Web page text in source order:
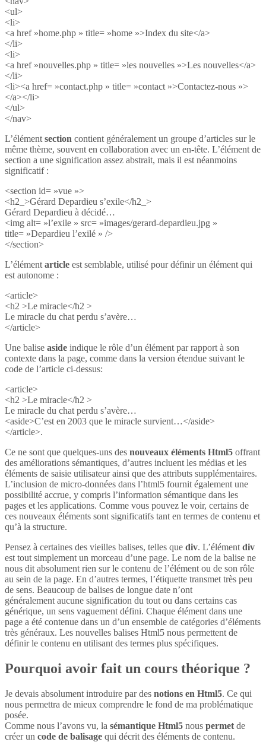
<ul>
<li>
<a href »home.php » title= »home »>Index du site</a>
</li>
<li>
<a href »nouvelles.php » title= »les nouvelles »>Les nouvelles</a>
</li>
<li><a href= »contact.php » title= »contact »>Contactez-nous »>
</a></li>
</ul>
</nav>
L’élément section contient généralement un groupe d’articles sur le
même thème, souvent en collaboration avec un en-tête. L’élément de
section a une signification assez abstrait, mais il est néanmoins
significatif :
<section id= »vue »>
<h2_>Gérard Depardieu s’exile</h2_>
Gérard Depardieu à décidé…
<img alt= »l’exile » src= »images/gerard-depardieu.jpg »
title= »Depardieu l’exilé » />
</section>
L’élément article est semblable, utilisé pour définir un élément qui
est autonome :
<article>
<h2 >Le miracle</h2 >
Le miracle du chat perdu s’avère…
</article>
Une balise aside indique le rôle d’un élément par rapport à son
contexte dans la page, comme dans la version étendue suivant le
code de l’article ci-dessus:
<article>
<h2 >Le miracle</h2 >
Le miracle du chat perdu s’avère…
<aside>C’est en 2003 que le miracle survient…</aside>
</article>.
Ce ne sont que quelques-uns des nouveaux éléments Html5 offrant
des améliorations sémantiques, d’autres incluent les médias et les
éléments de saisie utilisateur ainsi que des attributs supplémentaires.
L’inclusion de micro-données dans l’html5 fournit également une
possibilité accrue, y compris l’information sémantique dans les
pages et les applications. Comme vous pouvez le voir, certains de
ces nouveaux éléments sont significatifs tant en termes de contenu et
qu’à la structure.
Pensez à certaines des vieilles balises, telles que div. L’élément div
est tout simplement un morceau d’une page. Le nom de la balise ne
nous dit absolument rien sur le contenu de l’élément ou de son rôle
au sein de la page. En d’autres termes, l’étiquette transmet très peu
de sens. Beaucoup de balises de longue date n’ont
généralement aucune signification du tout ou dans certains cas
générique, un sens vaguement défini. Chaque élément dans une
page a été contenue dans un d’un ensemble de catégories d’éléments
très généraux. Les nouvelles balises Html5 nous permettent de
définir le contenu en utilisant des termes plus spécifiques.
Pourquoi avoir fait un cours théorique ?
Je devais absolument introduire par des notions en Html5. Ce qui
nous permettra de mieux comprendre le fond de ma problématique
posée.
Comme nous l’avons vu, la sémantique Html5 nous permet de
créer un code de balisage qui décrit des éléments de contenu.